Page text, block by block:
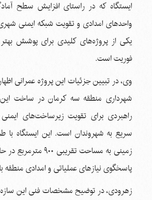
ایستگاه که در راستای افزایش سطح
واحدهای امدادی و تقویت شبکه ایمنی
یکی از پروژه‌های کلیدی برای پوشش
فوریت است.
وی، در تبیین جزئیات این پروژه عمرانی
شهرداری منطقه سه کرمان در ساخت این
راهبردی برای تقویت زیرساخت‌های
سریع به شهروندان است. این ایستگاه با
زمینی به مساحت تقریبی
پاسخگوی نیازهای عملیاتی و امدادی منطقه
زهرودی، در توضیح مشخصات فنی این سازه،